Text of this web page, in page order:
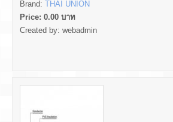
Brand: THAI UNION
Price: 0.00 บาท
Created by: webadmin